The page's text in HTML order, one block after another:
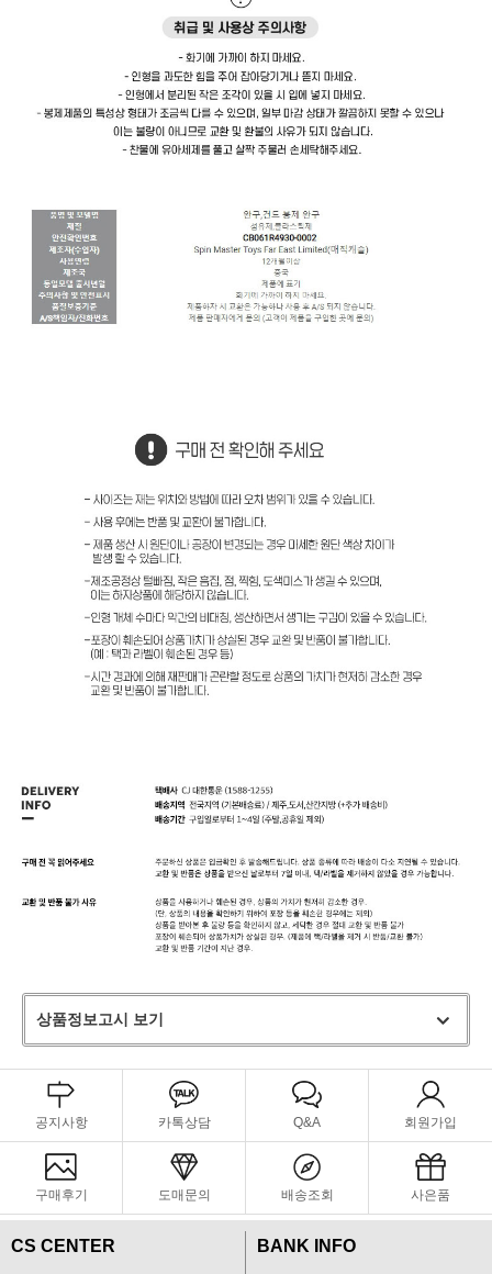
상품정보고시 보기
공지사항 카톡상담 Q&A 회원가입
구매후기 도매문의 배송조회 사은품
CS CENTER
BANK INFO